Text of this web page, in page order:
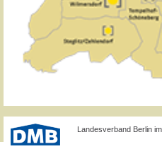
Landesverband Berlin